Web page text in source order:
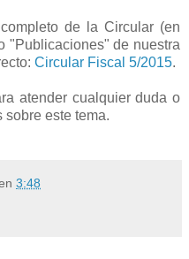
de la Circular (en
"Publicaciones" de nuestra
Circular Fiscal 5/2015.
atender cualquier duda o
este tema.
3:48